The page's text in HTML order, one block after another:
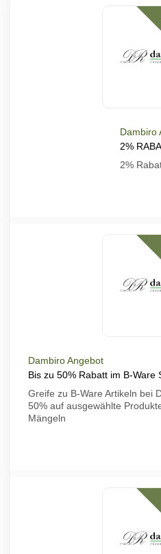
Dambiro
2%
2%
Dambiro Angebot
Bis zu 50% Rabatt im B-Ware
Greife zu B-Ware Artikeln bei
50% auf ausgewählte
Mängeln